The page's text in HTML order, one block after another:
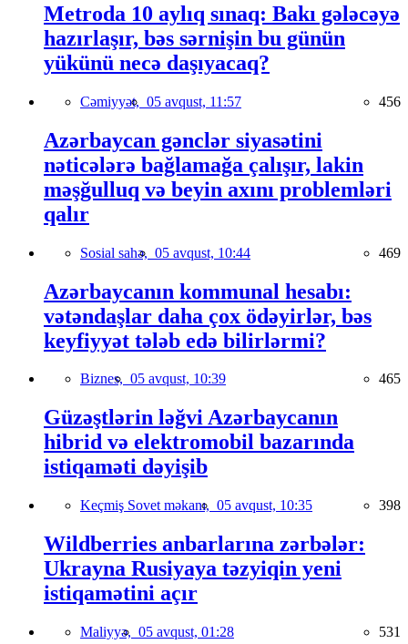
Metroda 10 aylıq sınaq: Bakı gələcəyə
hazırlaşır, bəs sərnişin bu günün
yükünü necə daşıyacaq?
Cəmiyyət, 05 avqust, 11:57 456
Azərbaycan gənclər siyasətini
nəticələrə bağlamağa çalışır, lakin
məşğulluq və beyin axını problemləri
qalır
Sosial sahə, 05 avqust, 10:44 469
Azərbaycanın kommunal hesabı:
vətəndaşlar daha çox ödəyirlər, bəs
keyfiyyət tələb edə bilirlərmi?
Biznes, 05 avqust, 10:39 465
Güzəştlərin ləğvi Azərbaycanın
hibrid və elektromobil bazarında
istiqaməti dəyişib
Keçmiş Sovet məkanı, 05 avqust, 10:35 398
Wildberries anbarlarına zərbələr:
Ukrayna Rusiyaya təzyiqin yeni
istiqamətini açır
Maliyyə, 05 avqust, 01:28 531